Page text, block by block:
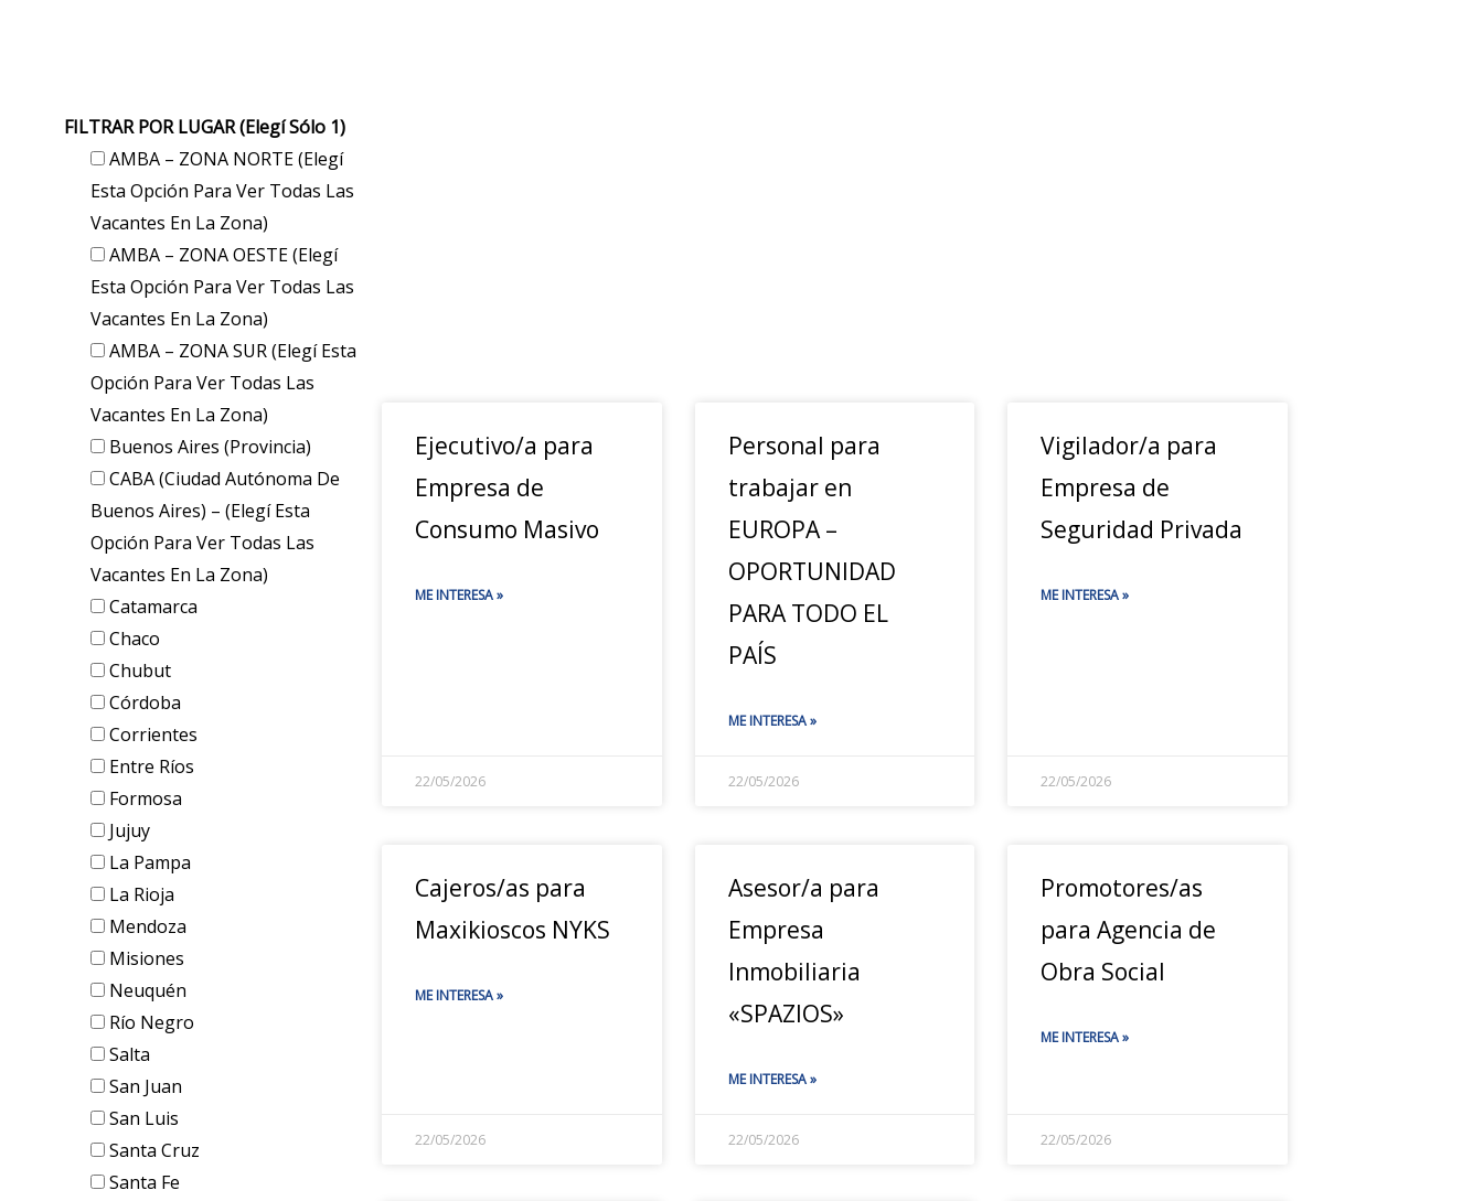
FILTRAR POR LUGAR (elegí Sólo 1)
AMBA – ZONA NORTE (elegí
Esta Opción Para Ver Todas Las
Vacantes En La Zona)
AMBA – ZONA OESTE (elegí
Esta Opción Para Ver Todas Las
Vacantes En La Zona)
AMBA – ZONA SUR (elegí Esta
Opción Para Ver Todas Las
Vacantes En La Zona)
Buenos Aires (provincia)
CABA (Ciudad Autónoma De
Buenos Aires) – (elegí Esta
Opción Para Ver Todas Las
Vacantes En La Zona)
Catamarca
Chaco
Chubut
Córdoba
Corrientes
Entre Ríos
Formosa
Jujuy
La Pampa
La Rioja
Mendoza
Misiones
Neuquén
Río Negro
Salta
San Juan
San Luis
Santa Cruz
Santa Fe
Ejecutivo/a para
Empresa de
Consumo Masivo
ME INTERESA »
22/05/2026
Personal para
trabajar en
EUROPA –
OPORTUNIDAD
PARA TODO EL
PAÍS
ME INTERESA »
22/05/2026
Vigilador/a para
Empresa de
Seguridad Privada
ME INTERESA »
22/05/2026
Cajeros/as para
Maxikioscos NYKS
ME INTERESA »
22/05/2026
Asesor/a para
Empresa
Inmobiliaria
«SPAZIOS»
ME INTERESA »
22/05/2026
Promotores/as
para Agencia de
Obra Social
ME INTERESA »
22/05/2026